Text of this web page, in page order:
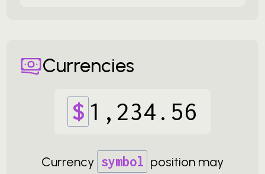
Currencies
$ 1 , 234 . 56
Currency symbol position may